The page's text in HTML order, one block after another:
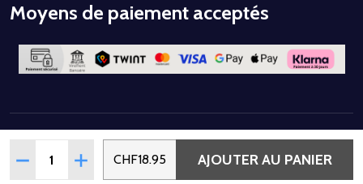
Quantité:
RÉDUIRE LA QUANTITÉ DE SÉRUM DE NUIT ULTIMATE
AUGMENTER LA QUANTITÉ DE SÉRUM DE NUIT
CHF18.95 AJOUTER AU PANIER
Moyens de paiement acceptés
Colorstyle.